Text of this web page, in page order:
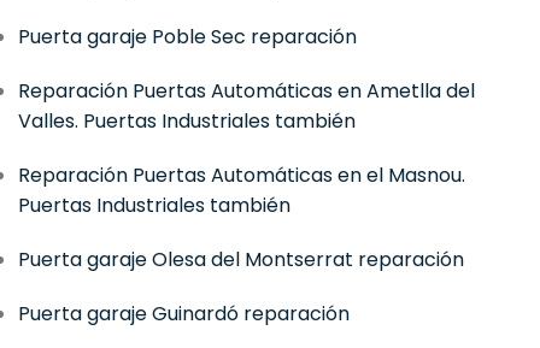
Puerta garaje Poble Sec reparación
Reparación Puertas Automáticas en Ametlla del
Valles. Puertas Industriales también
Reparación Puertas Automáticas en el Masnou.
Puertas Industriales también
Puerta garaje Olesa del Montserrat reparación
Puerta garaje Guinardó reparación